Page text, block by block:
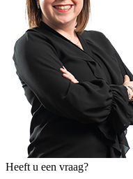
Heeft u een vraag?